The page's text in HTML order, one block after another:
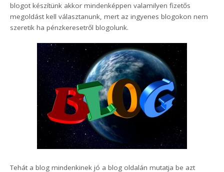
blogot készítünk akkor mindenképpen valamilyen fizetős
megoldást kell választanunk, mert az ingyenes blogokon nem
szeretik ha pénzkeresetről blogolunk.
Tehát a blog mindenkinek jó a blog oldalán mutatja be azt